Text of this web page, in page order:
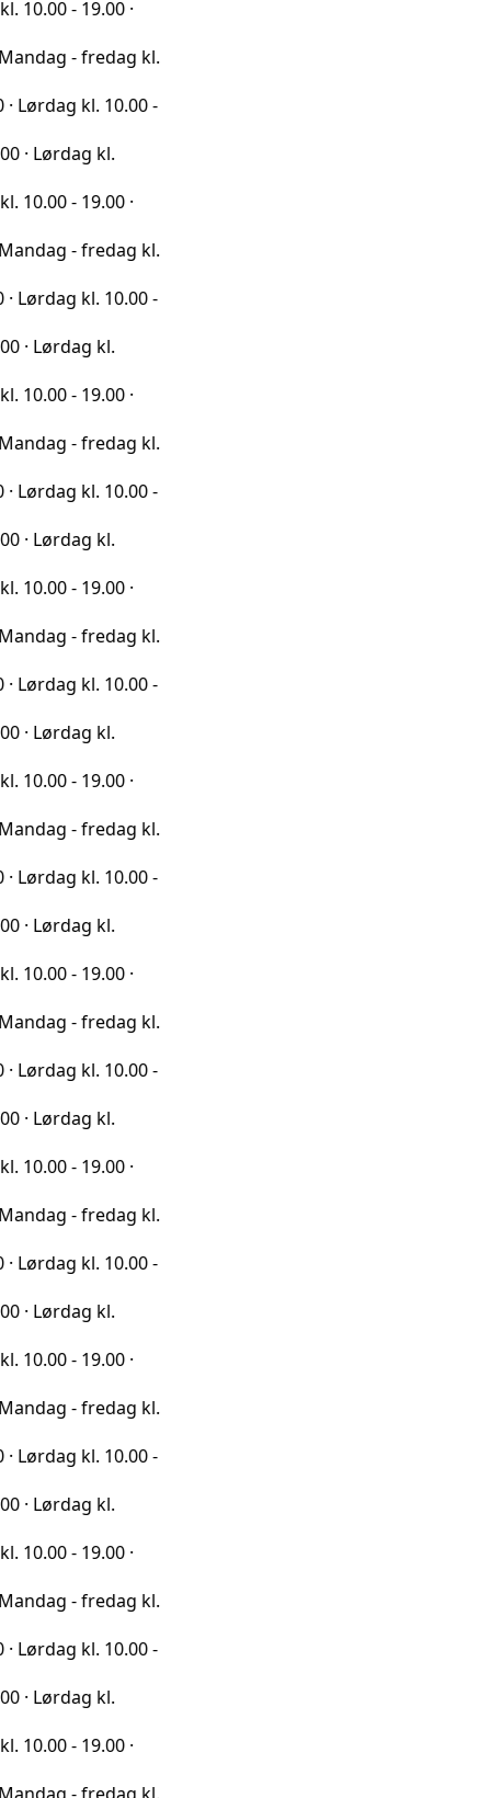
·
fredag kl.
kl. 10.00 -
kl.
·
fredag kl.
kl. 10.00 -
kl.
·
fredag kl.
kl. 10.00 -
kl.
·
fredag kl.
kl. 10.00 -
kl.
·
fredag kl.
kl. 10.00 -
kl.
·
fredag kl.
kl. 10.00 -
kl.
·
fredag kl.
kl. 10.00 -
kl.
·
fredag kl.
kl. 10.00 -
kl.
·
fredag kl.
kl. 10.00 -
kl.
·